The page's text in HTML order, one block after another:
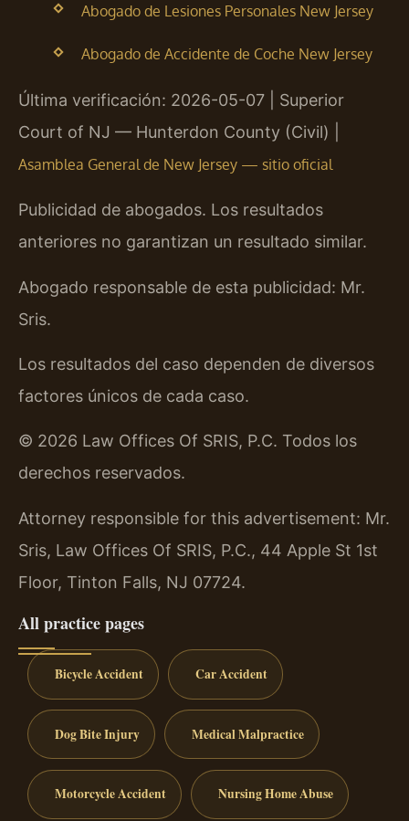
Abogado de Lesiones Personales New Jersey
Abogado de Accidente de Coche New Jersey
Última verificación: 2026-05-07 | Superior
Court of NJ — Hunterdon County (Civil) |
Asamblea General de New Jersey — sitio oficial
Publicidad de abogados. Los resultados
anteriores no garantizan un resultado similar.
Abogado responsable de esta publicidad: Mr.
Sris.
Los resultados del caso dependen de diversos
factores únicos de cada caso.
© 2026 Law Offices Of SRIS, P.C. Todos los
derechos reservados.
Attorney responsible for this advertisement: Mr.
Sris, Law Offices Of SRIS, P.C., 44 Apple St 1st
Floor, Tinton Falls, NJ 07724.
All practice pages
Bicycle Accident Car Accident
Dog Bite Injury Medical Malpractice
Motorcycle Accident Nursing Home Abuse